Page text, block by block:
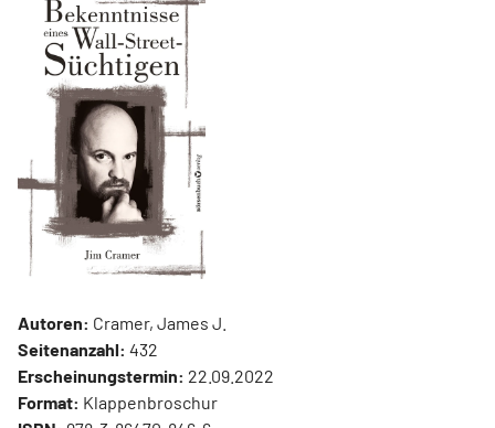
Autoren: Cramer, James J.
Seitenanzahl: 432
Erscheinungstermin: 22.09.2022
Format: Klappenbroschur